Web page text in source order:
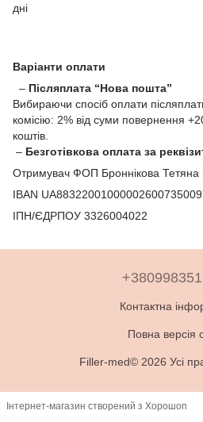
дні
Варіанти оплати
– Післяплата “Нова пошта”
Вибираючи спосіб оплати
комісію: 2% від суми повернення
коштів.
– Безготівкова оплата за
Отримувач ФОП Броннікова Тетяна
IBAN
ІПН/ЄДРПОУ 3326004022
Контактна
Повна версія
Filler-med© 2026 Усі
Інтернет-магазин створений з Хорошоп